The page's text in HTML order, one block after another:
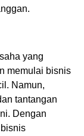
yang
memulai bisnis
Namun,
tantangan
Dengan